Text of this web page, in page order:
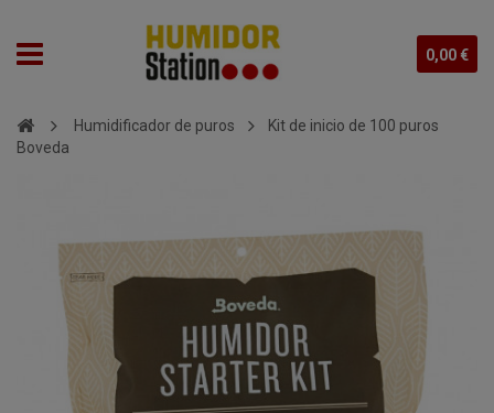
0,00 €
Humidificador de puros
Kit de inicio de 100 puros
Boveda